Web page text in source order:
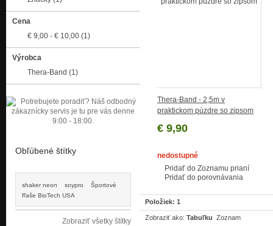
Thera-Band - 2,5m v
praktickom púzdre so zipsom
€ 9,90
nedostupné
Pridať do Zoznamu prianí
Pridať do porovnávania
Položiek: 1
Zobraziť ako: Tabuľku Zoznam
Cena
€ 9,00 - € 10,00 (1)
Výrobca
Thera-Band (1)
Obľúbené štítky
shaker neon soypro
Športové
fľaše BioTech USA
Zobraziť všetky štítky